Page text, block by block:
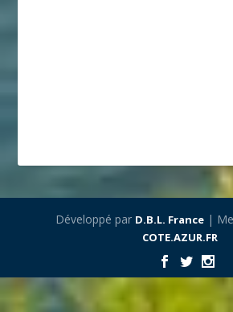
Développé par D.B.L. France|
COTE.AZUR.FR